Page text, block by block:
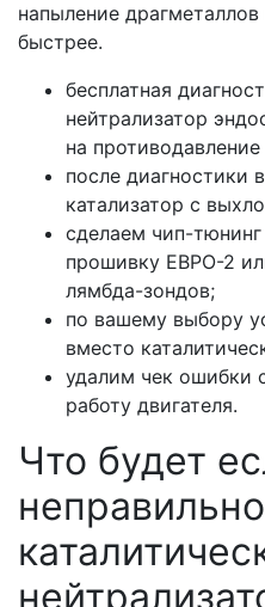
напыление
быстрее.
бесплатная
нейтрализатор
на противодавление
после
катализатор с
сделаем чип-тюнинг
прошивку ЕВРО-2
лямбда-зондов;
по вашему выбору
вместо
удалим чек ошибки
работу двигателя.
Что будет